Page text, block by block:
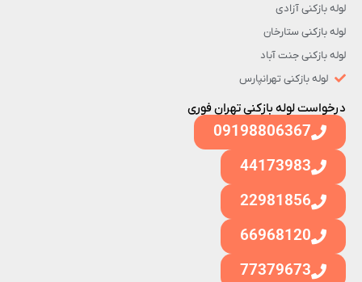
لوله بازکنی آزادی
لوله بازکنی ستارخان
لوله بازکنی جنت آباد
لوله بازکنی تهرانپارس
درخواست لوله بازکنی تهران فوری
09198806367
44173983
22981856
66968120
77379673